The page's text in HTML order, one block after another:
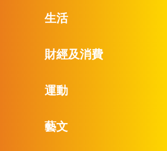
生活
財經及消費
運動
藝文